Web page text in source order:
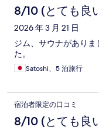
8/10 (とても良
2026 年 3 月 21 日
ジム、サウナがあり
た。
Satoshi、5 泊旅行
宿泊者限定の口コミ
8/10 (とても良